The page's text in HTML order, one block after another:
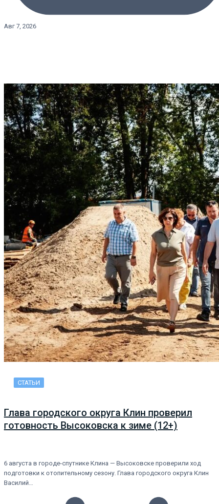
Авг 7, 2026
СТАТЬИ
Глава городского округа Клин проверил
готовность Высоковска к зиме (12+)
6 августа в городе-спутнике Клина — Высоковске проверили ход
подготовки к отопительному сезону. Глава городского округа Клин
Василий…